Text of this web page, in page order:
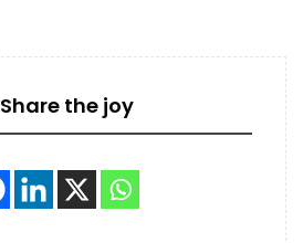
Share the joy